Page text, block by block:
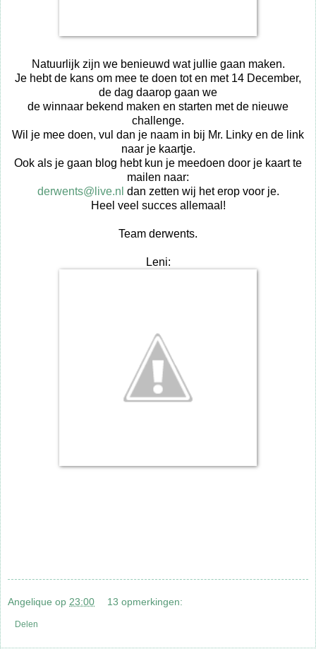
Natuurlijk zijn we benieuwd wat jullie gaan maken.
Je hebt de kans om mee te doen tot en met 14 December,
de dag daarop gaan we
de winnaar bekend maken en starten met de nieuwe
challenge.
Wil je mee doen, vul dan je naam in bij Mr. Linky en de link
naar je kaartje.
Ook als je gaan blog hebt kun je meedoen door je kaart te
mailen naar:
derwents@live.nl dan zetten wij het erop voor je.
Heel veel succes allemaal!
Team derwents.
Leni:
Angelique op 23:00 13 opmerkingen:
Delen